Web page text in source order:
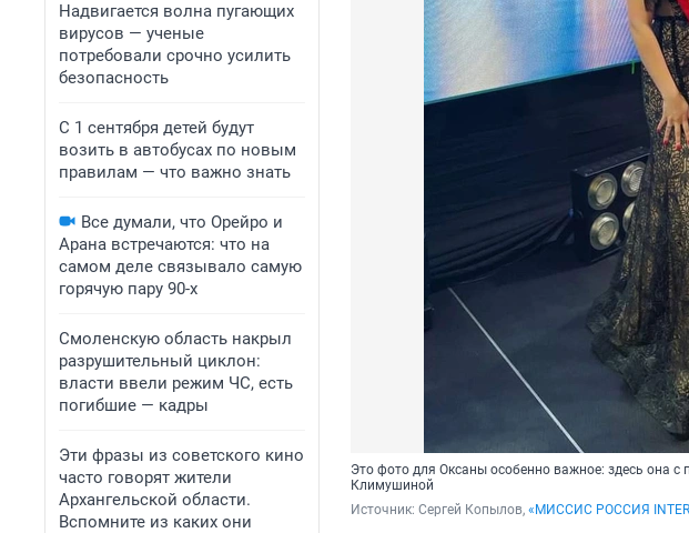
Надвигается волна пугающих
вирусов — ученые
потребовали срочно усилить
безопасность
С 1 сентября детей будут
возить в автобусах по новым
правилам — что важно знать
Все думали, что Орейро и
Арана встречаются: что на
самом деле связывало самую
горячую пару 90-х
Смоленскую область накрыл
разрушительный циклон:
власти ввели режим ЧС, есть
погибшие — кадры
Эти фразы из советского кино
часто говорят жители
Архангельской области.
Вспомните из каких они
Это фото для Оксаны особенно важное: здесь она с
Климушиной
Источник: Сергей Копылов, «МИССИС РОССИЯ